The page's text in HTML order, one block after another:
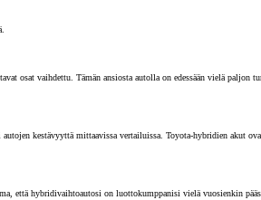
osat vaihdettu. Tämän ansiosta autolla on edessään vielä paljon
kestävyyttä mittaavissa vertailuissa. Toyota-hybridien akut
että hybridivaihtoautosi on luottokumppanisi vielä vuosienkin